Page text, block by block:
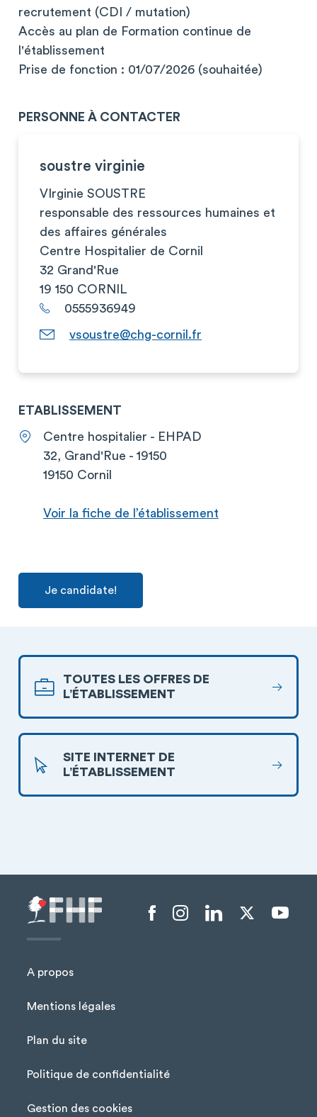
recrutement (CDI / mutation)
Accès au plan de Formation continue de
l'établissement
Prise de fonction : 01/07/2026 (souhaitée)
PERSONNE À CONTACTER
soustre virginie
VIrginie SOUSTRE
responsable des ressources humaines et
des affaires générales
Centre Hospitalier de Cornil
32 Grand'Rue
19 150 CORNIL
0555936949
vsoustre@chg-cornil.fr
ETABLISSEMENT
Centre hospitalier - EHPAD
32, Grand'Rue - 19150
19150 Cornil
Voir la fiche de l’établissement
Je candidate!
TOUTES LES OFFRES DE
L’ÉTABLISSEMENT
SITE INTERNET DE
L’ÉTABLISSEMENT
Menu Pied de page
A propos
Mentions légales
Plan du site
Politique de confidentialité
Gestion des cookies
Menu liens sociaux